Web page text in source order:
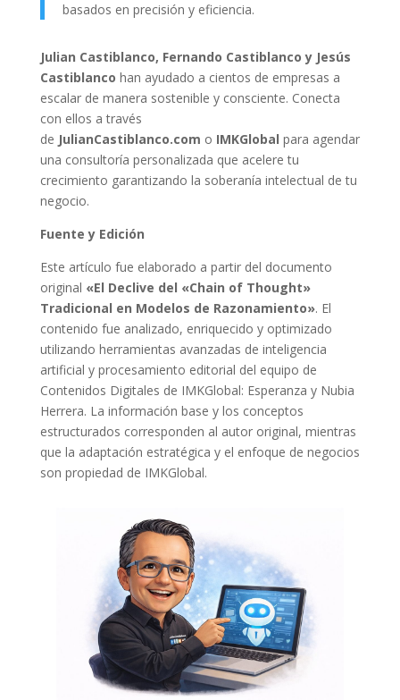
basados en precisión y eficiencia.
Julian Castiblanco, Fernando Castiblanco y Jesús
Castiblanco han ayudado a cientos de empresas a
escalar de manera sostenible y consciente. Conecta
con ellos a través
de JulianCastiblanco.com o IMKGlobal para agendar
una consultoría personalizada que acelere tu
crecimiento garantizando la soberanía intelectual de tu
negocio.
Fuente y Edición
Este artículo fue elaborado a partir del documento
original «El Declive del «Chain of Thought»
Tradicional en Modelos de Razonamiento». El
contenido fue analizado, enriquecido y optimizado
utilizando herramientas avanzadas de inteligencia
artificial y procesamiento editorial del equipo de
Contenidos Digitales de IMKGlobal: Esperanza y Nubia
Herrera. La información base y los conceptos
estructurados corresponden al autor original, mientras
que la adaptación estratégica y el enfoque de negocios
son propiedad de IMKGlobal.